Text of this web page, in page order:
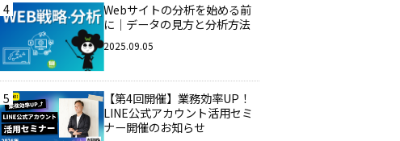
4
Webサイトの分析を始める前
に｜データの見方と分析方法
2025.09.05
5
【第4回開催】業務効率UP！
LINE公式アカウント活用セミ
ナー開催のお知らせ